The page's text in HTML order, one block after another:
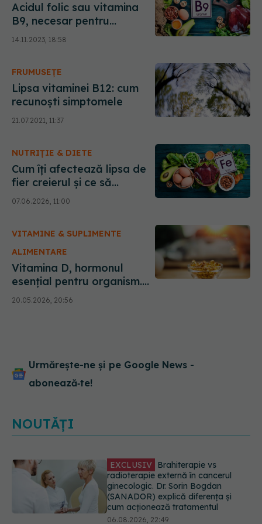
Acidul folic sau vitamina
B9, necesar pentru
producerea ADN-ului. Care
sunt simptomele deficienței
14.11.2023, 18:58
FRUMUSEȚE
Lipsa vitaminei B12: cum
recunoști simptomele
21.07.2021, 11:37
NUTRIȚIE & DIETE
Cum îți afectează lipsa de
fier creierul și ce să
mănânci ca să ai mai multă
07.06.2026, 11:00
VITAMINE & SUPLIMENTE
ALIMENTARE
Vitamina D, hormonul
esențial pentru organism.
Semnele deficitului care
trec ușor neobservate
20.05.2026, 20:56
Urmărește-ne și pe Google News -
abonează‑te!
NOUTĂȚI
EXCLUSIV De ce unele paciente
cu cancer de col uterin nu mai ajung
la operație. Dr. Sorin Bogdan
(SANADOR): Intervenția
chirurgicală, doar în situații
particulare